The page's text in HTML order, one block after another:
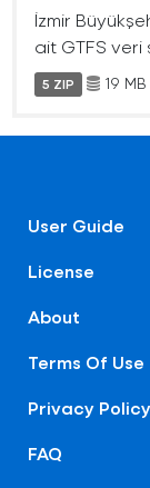
İzmir
ait GTFS veri
5 ZIP 19 MB
User Guide
License
About
Terms Of Use
Privacy Policy
FAQ